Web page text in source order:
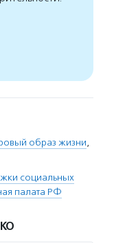
образ жизни,
социальных
палата РФ